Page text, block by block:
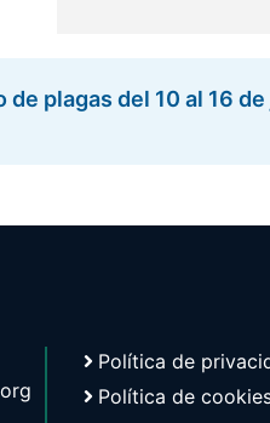
plagas del 10 al 16
Política de
Política de